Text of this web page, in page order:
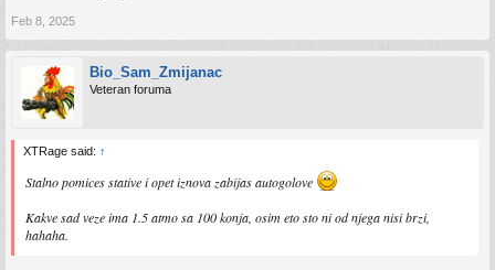
Feb 8, 2025
Bio_Sam_Zmijanac
Veteran foruma
XTRage said: ↑
Stalno pomices stative i opet iznova zabijas autogolove
Kakve sad veze ima 1.5 atmo sa 100 konja, osim eto sto ni od njega nisi brzi,
hahaha.